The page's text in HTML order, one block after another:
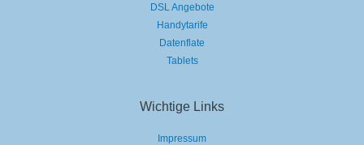
DSL Angebote
Handytarife
Datenflate
Tablets
Wichtige Links
Impressum